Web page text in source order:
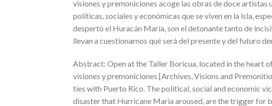
visiones y premoniciones acoge las obras de doce artistas
políticas, sociales y económicas que se viven en la isla,
despertó el Huracán María, son el detonante tanto de
llevan a cuestionarnos qué será del presente y del futuro
Abstract: Open at the Taller Boricua, located in the heart
visiones y premoniciones [Archives, Visions and
ties with Puerto Rico. The political, social and economic
disaster that Hurricane Maria aroused, are the trigger for